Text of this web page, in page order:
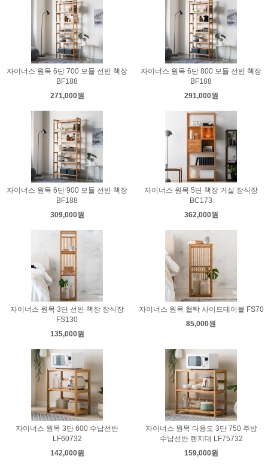
자이너스 원목 6단 700 모듈 선반 책장
BF188
271,000원
자이너스 원목 6단 800 모듈 선반 책장
BF188
291,000원
자이너스 원목 6단 900 모듈 선반 책장
BF188
309,000원
자이너스 원목 5단 책장 거실 장식장
BC173
362,000원
자이너스 원목 3단 선반 책장 장식장
FS130
135,000원
자이너스 원목 협탁 사이드테이블 FS70
85,000원
자이너스 원목 3단 600 수납선반
LF60732
142,000원
자이너스 원목 다용도 3단 750 주방
수납선반 렌지대 LF75732
159,000원